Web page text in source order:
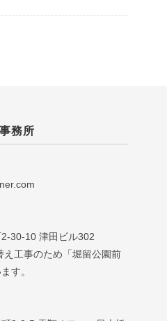
務所
30-10 津田ビル302
工事のため「堀留公園前
す。